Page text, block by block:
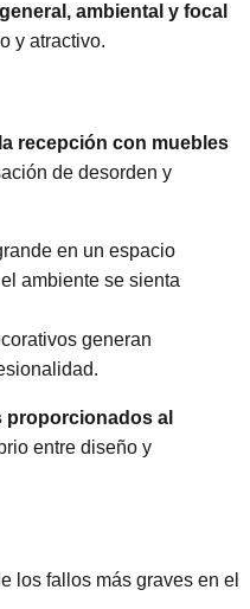
ambiental y focal
y atractivo.
recepción con muebles
de desorden y
en un espacio
ambiente se sienta
generan
proporcionados al
entre diseño y
los fallos más graves en el